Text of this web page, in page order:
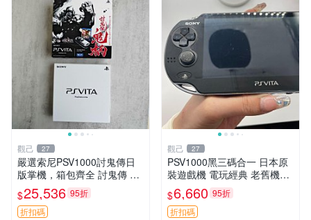
觀己 27
嚴選索尼PSV1000討鬼傳日
版掌機，箱包齊全 討鬼傳 PS
V1000 索尼掌機 PSV1000 討
鬼傳 日版 討鬼傳 限定版 PSV
1000
$25,536 95折
折扣碼
觀己 27
PSV1000黑三碼合一 日本原
裝遊戲機 電玩經典 老舊機臺
游戲收藏 限量版 PSV1000 三
碼合一 測試中
$6,660 95折
折扣碼